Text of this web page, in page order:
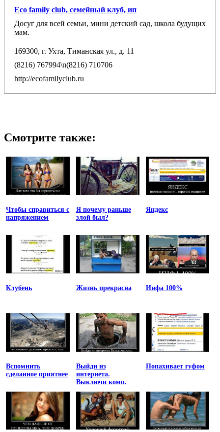
Eco family club, семейный клуб, ип
Досуг для всей семьи, мини детский сад, школа будущих
мам.
169300, г. Ухта, Тиманская ул., д. 11
(8216) 767994\n(8216) 710706
http://ecofamilyclub.ru
Смотрите также:
Чтобы справиться с
напряжением
Я почему раньше
злой был?
Яндекс
Клубень Жизнь прекрасна Инфа 100%
Вспомнить
сделанное приятнее
Выйди из
интернета.
Выключи комп.
Попахивает гуфом